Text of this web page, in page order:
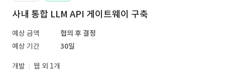
사내 통합 LLM API 게이트웨이 구축
예상 금액
협의 후 결정
예상 기간
30일
개발
웹 외 1개